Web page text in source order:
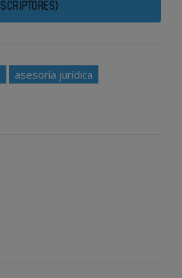
asesoría jurídica